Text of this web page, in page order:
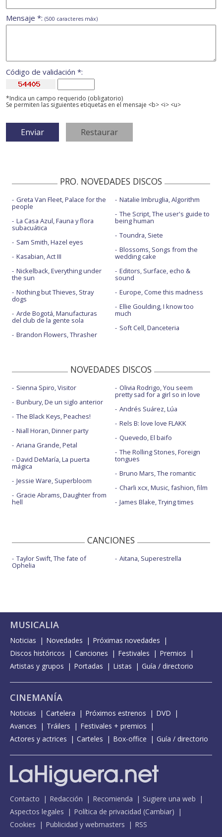
Mensaje *: (500 caracteres máx)
Código de validación *:
*Indica un campo requerido (obligatorio)
Se permiten las siguientes etiquetas en el mensaje <b> <i> <u>
PRO. NOVEDADES DISCOS
Greta Van Fleet, Palace for the
people
La Casa Azul, Fauna y flora
subacuática
Sam Smith, Hazel eyes
Kasabian, Act III
Nickelback, Everything under
the sun
Nothing but Thieves, Stray
dogs
Arde Bogotá, Manufacturas
del club de la gente sola
Brandon Flowers, Thrasher
Natalie Imbruglia, Algorithm
The Script, The user's guide to
being human
Toundra, Siete
Blossoms, Songs from the
wedding cake
Editors, Surface, echo &
sound
Europe, Come this madness
Ellie Goulding, I know too
much
Soft Cell, Danceteria
NOVEDADES DISCOS
Sienna Spiro, Visitor
Bunbury, De un siglo anterior
The Black Keys, Peaches!
Niall Horan, Dinner party
Ariana Grande, Petal
David DeMaría, La puerta
mágica
Jessie Ware, Superbloom
Gracie Abrams, Daughter from
hell
Olivia Rodrigo, You seem
pretty sad for a girl so in love
Andrés Suárez, Lúa
Rels B: love love FLAKK
Quevedo, El baifo
The Rolling Stones, Foreign
tongues
Bruno Mars, The romantic
Charli xcx, Music, fashion, film
James Blake, Trying times
CANCIONES
Taylor Swift, The fate of
Ophelia
Aitana, Superestrella
MUSICALIA
Noticias Novedades
Próximas novedades
Discos históricos
Canciones Festivales
Premios
Artistas y grupos
Portadas Listas Guía / directorio
CINEMANÍA
Noticias Cartelera Próximos estrenos
DVD
Avances
Tráilers
Festivales + premios
Actores y actrices
Carteles Box-office Guía / directorio
Contacto Redacción Recomienda
Sugiere una web
Aspectos legales
Política de privacidad (Cambiar)
Cookies
Publicidad y webmasters RSS